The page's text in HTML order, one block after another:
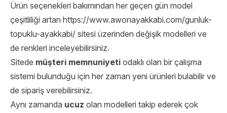
Ürün seçenekleri bakımından her geçen gün model
çeşitliliği artan https://www.awonayakkabi.com/gunluk-
topuklu-ayakkabi/ sitesi üzerinden değişik modelleri ve
de renkleri inceleyebilirsiniz.
Sitede müşteri memnuniyeti odaklı olan bir çalışma
sistemi bulunduğu için her zaman yeni ürünleri bulabilir ve
de sipariş verebilirsiniz.
Aynı zamanda ucuz olan modelleri takip ederek çok